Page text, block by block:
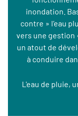
inondation.
contre » l’eau
vers une gestion
un atout de
à conduire
L'eau de pluie,